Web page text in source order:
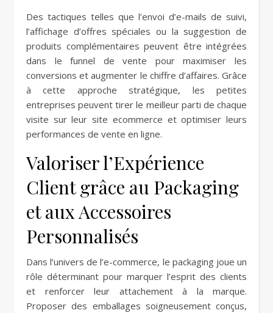
Des tactiques telles que l’envoi d’e-mails de suivi,
l’affichage d’offres spéciales ou la suggestion de
produits complémentaires peuvent être intégrées
dans le funnel de vente pour maximiser les
conversions et augmenter le chiffre d’affaires. Grâce
à cette approche stratégique, les petites
entreprises peuvent tirer le meilleur parti de chaque
visite sur leur site ecommerce et optimiser leurs
performances de vente en ligne.
Valoriser l’Expérience
Client grâce au Packaging
et aux Accessoires
Personnalisés
Dans l’univers de l’e-commerce, le packaging joue un
rôle déterminant pour marquer l’esprit des clients
et renforcer leur attachement à la marque.
Proposer des emballages soigneusement conçus,